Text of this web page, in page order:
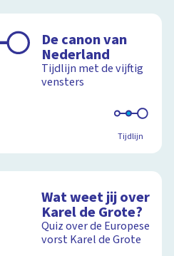
De canon van
Nederland
Tijdlijn met de vijftig
vensters
Tijdlijn
Wat weet jij over
Karel de Grote?
Quiz over de Europese
vorst Karel de Grote